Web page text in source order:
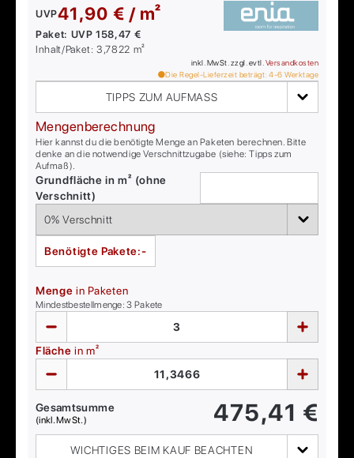
UVP41,90 € / m²
Paket: UVP158,47 €
Inhalt/Paket:3,7822 m²
inkl. MwSt. zzgl. evtl. Versandkosten
Die Regel-Lieferzeit beträgt: 4-6 Werktage
TIPPS ZUM AUFMASS
Mengenberechnung
Hier kannst du die benötigte Menge an Paketen berechnen. Bitte
denke an die notwendige Verschnittzugabe (siehe: Tipps zum
Aufmaß).
Grundfläche in m² (ohne
Verschnitt)
Benötigte Pakete:-
Menge in Paketen
Mindestbestellmenge:3 Pakete
Fläche in m²
Gesamtsumme
(inkl. MwSt.) 475,41 €
WICHTIGES BEIM KAUF BEACHTEN